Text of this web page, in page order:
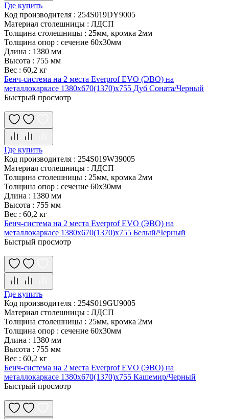
Где купить
Код производителя : 254S019DY9005
Материал столешницы : ЛДСП
Толщина столешницы : 25мм, кромка 2мм
Толщина опор : сечение 60х30мм
Длина : 1380 мм
Высота : 755 мм
Вес : 60,2 кг
Бенч-система на 2 места Everprof EVO (ЭВО) на
металлокаркасе 1380х670(1370)x755 Дуб Соната/Черный
Быстрый просмотр
Где купить
Код производителя : 254S019W39005
Материал столешницы : ЛДСП
Толщина столешницы : 25мм, кромка 2мм
Толщина опор : сечение 60х30мм
Длина : 1380 мм
Высота : 755 мм
Вес : 60,2 кг
Бенч-система на 2 места Everprof EVO (ЭВО) на
металлокаркасе 1380х670(1370)x755 Белый/Черный
Быстрый просмотр
Где купить
Код производителя : 254S019GU9005
Материал столешницы : ЛДСП
Толщина столешницы : 25мм, кромка 2мм
Толщина опор : сечение 60х30мм
Длина : 1380 мм
Высота : 755 мм
Вес : 60,2 кг
Бенч-система на 2 места Everprof EVO (ЭВО) на
металлокаркасе 1380х670(1370)x755 Кашемир/Черный
Быстрый просмотр